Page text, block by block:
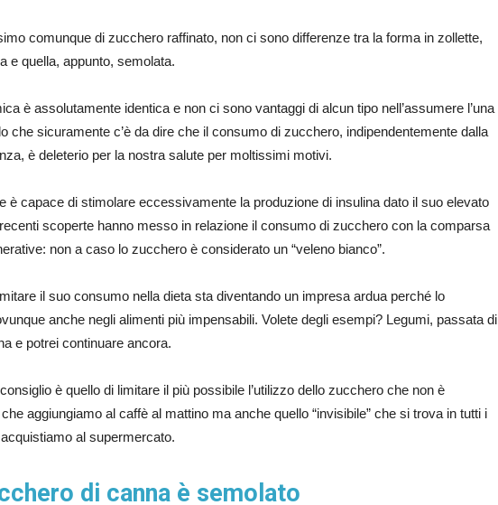
comunque di zucchero raffinato, non ci sono differenze tra la forma in zollette,
e quella, appunto, semolata.
è assolutamente identica e non ci sono vantaggi di alcun tipo nell’assumere l’una
che sicuramente c’è da dire che il consumo di zucchero, indipendentemente dalla
è deleterio per la nostra salute per moltissimi motivi.
è capace di stimolare eccessivamente la produzione di insulina dato il suo elevato
scoperte hanno messo in relazione il consumo di zucchero con la comparsa
non a caso lo zucchero è considerato un “veleno bianco”.
il suo consumo nella dieta sta diventando un impresa ardua perché lo
anche negli alimenti più impensabili. Volete degli esempi? Legumi, passata di
e potrei continuare ancora.
è quello di limitare il più possibile l’utilizzo dello zucchero che non è
aggiungiamo al caffè al mattino ma anche quello “invisibile” che si trova in tutti i
al supermercato.
di canna è semolato